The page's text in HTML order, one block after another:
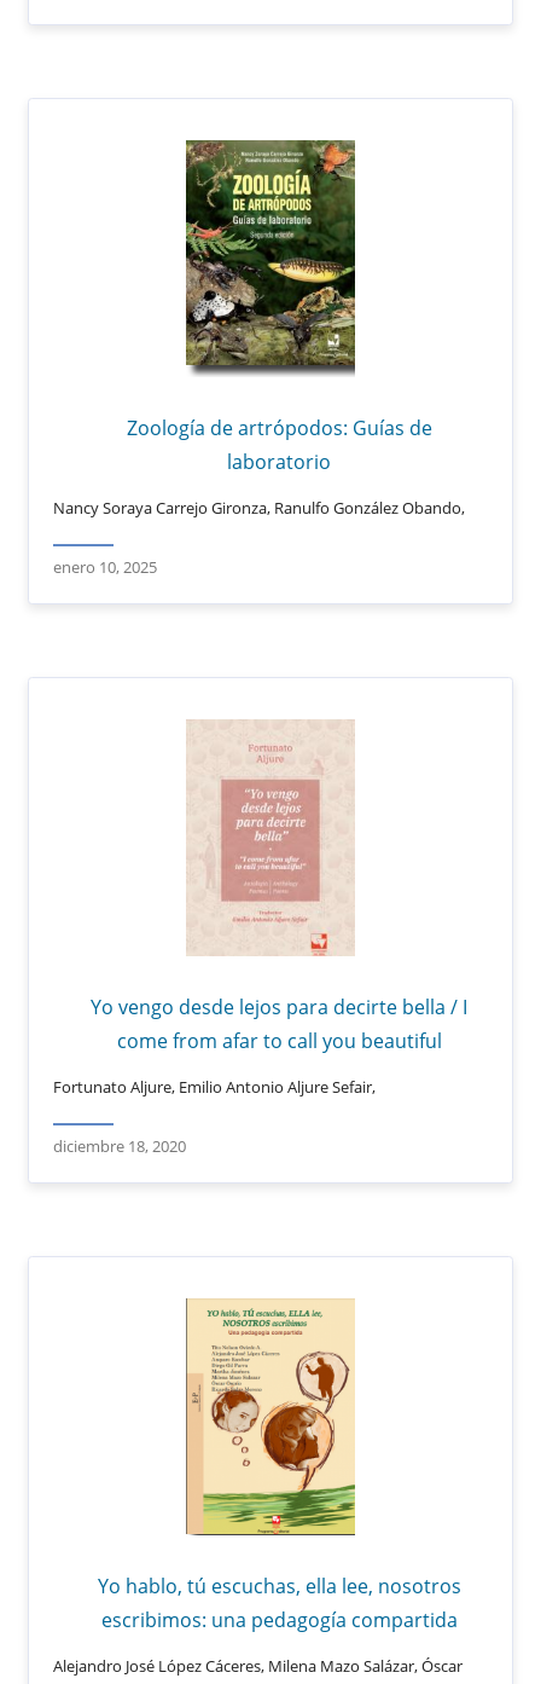
Zoología de artrópodos: Guías de
laboratorio
Nancy Soraya Carrejo Gironza, Ranulfo González Obando,
enero 10, 2025
Yo vengo desde lejos para decirte bella / I
come from afar to call you beautiful
Fortunato Aljure, Emilio Antonio Aljure Sefair,
diciembre 18, 2020
Yo hablo, tú escuchas, ella lee, nosotros
escribimos: una pedagogía compartida
Alejandro José López Cáceres, Milena Mazo Salázar, Óscar